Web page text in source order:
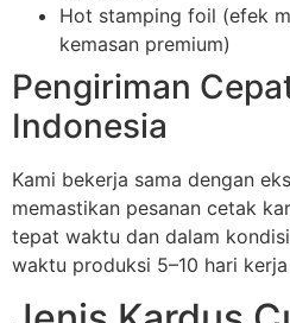
Hot stamping foil (efek
kemasan premium)
Pengiriman
Indonesia
Kami bekerja sama dengan
memastikan pesanan cetak
tepat waktu dan dalam
waktu produksi 5–10 hari